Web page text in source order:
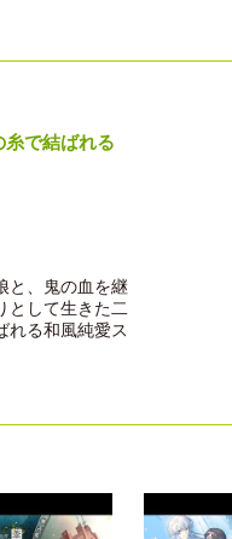
で結ばれる
と、鬼の血を継
として生きた二
れる和風純愛ス